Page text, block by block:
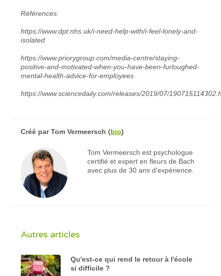
Références:
https://www.dpt.nhs.uk/i-need-help-with/i-feel-lonely-and-
isolated
https://www.priorygroup.com/media-centre/staying-
positive-and-motivated-when-you-have-been-furloughed-
mental-health-advice-for-employees
https://www.sciencedaily.com/releases/2019/07/
Créé parTom Vermeersch (bio)
Tom Vermeersch est psychologue
certifié et expert en fleurs de Bach
avec plus de 30 ans d'expérience.
Autres articles
Qu'est-ce qui rend le retour à l'école
si difficile ?